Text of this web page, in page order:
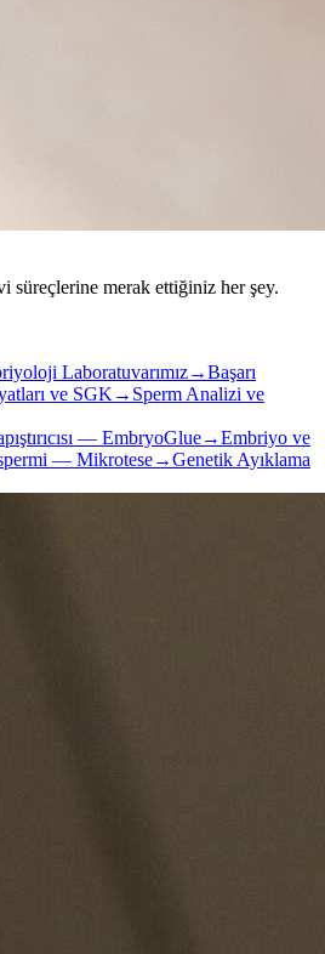
süreçlerine merak ettiğiniz her şey.
Laboratuvarımız→Başarı
ve SGK → Sperm Analizi ve
— EmbryoGlue→Embriyo ve
— Mikrotese→Genetik Ayıklama